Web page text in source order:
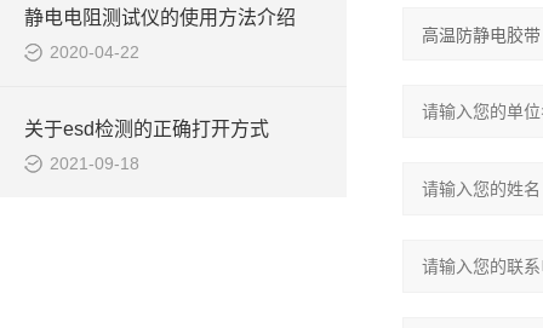
静电电阻测试仪的使用方法介绍
2020-04-22
关于esd检测的正确打开方式
2021-09-18